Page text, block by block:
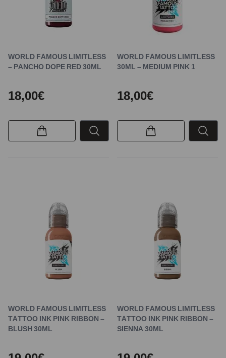
WORLD FAMOUS LIMITLESS
– PANCHO DOPE RED 30ML
18,00€
WORLD FAMOUS LIMITLESS
30ML – MEDIUM PINK 1
18,00€
WORLD FAMOUS LIMITLESS
TATTOO INK PINK RIBBON –
BLUSH 30ML
WORLD FAMOUS LIMITLESS
TATTOO INK PINK RIBBON –
SIENNA 30ML